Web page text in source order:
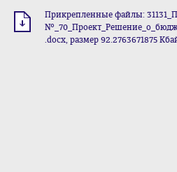
Прикрепленные файлы:
.docx, размер 92.2763671875